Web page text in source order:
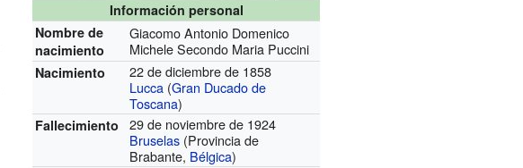
Información personal
Nombre de
nacimiento
Giacomo Antonio Domenico
Michele Secondo Maria Puccini
Nacimiento
22 de diciembre de 1858
Lucca (Gran Ducado de
Toscana)
Fallecimiento
29 de noviembre de 1924
Bruselas (Provincia de
Brabante, Bélgica)